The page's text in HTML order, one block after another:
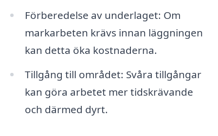
Förberedelse av underlaget: Om
markarbeten krävs innan läggningen
kan detta öka kostnaderna.
Tillgång till området: Svåra tillgångar
kan göra arbetet mer tidskrävande
och därmed dyrt.